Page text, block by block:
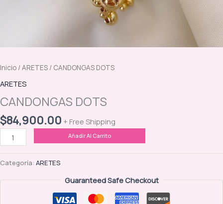
Inicio /ARETES / CANDONGAS DOTS
ARETES
CANDONGAS DOTS
$84,900.00 + Free Shipping
CANDONGAS
DOTS
cantidad
Añadir Al Carrito
Categoría: ARETES
Guaranteed Safe Checkout